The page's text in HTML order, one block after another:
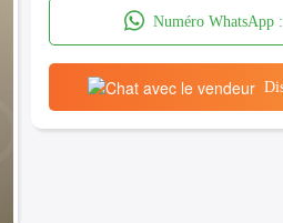
Numéro WhatsApp